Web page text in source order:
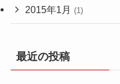
2015年1月 (1)
最近の投稿